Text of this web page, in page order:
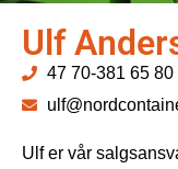
Ulf
47 70-381 65 80
Ulf er vår